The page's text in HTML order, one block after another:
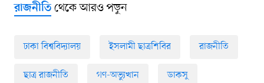
রাজনীতিথেকে আরও পড়ুন
ঢাকা বিশ্ববিদ্যালয় ইসলামী ছাত্রশিবির রাজনীতি
ছাত্র রাজনীতি গণ-অভ্যুত্থান ডাকসু